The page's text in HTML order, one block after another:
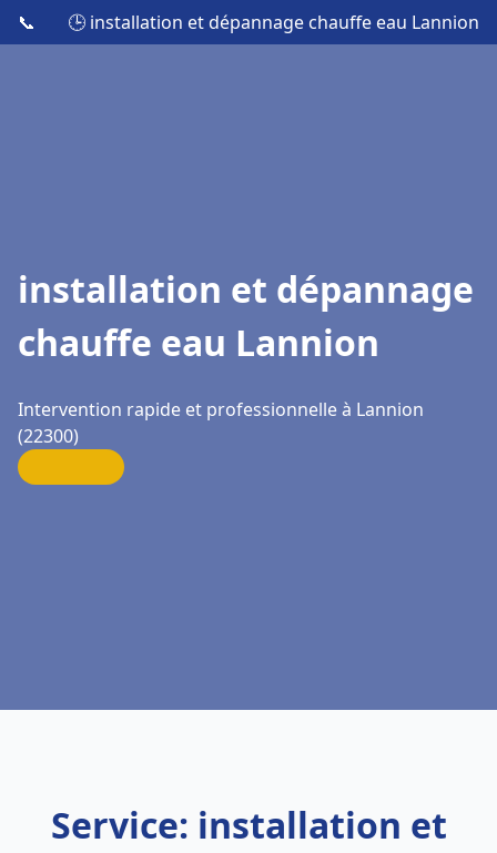
📞 🕒 installation et dépannage chauffe eau Lannion
installation et dépannage
chauffe eau Lannion
Intervention rapide et professionnelle à Lannion
(22300)
Service: installation et